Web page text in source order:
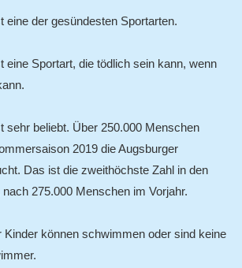
eine der gesündesten Sportarten.
eine Sportart, die tödlich sein kann, wenn
sehr beliebt. Über 250.000 Menschen
2019 die Augsburger
Das ist die zweithöchste Zahl in den
275.000 Menschen im Vorjahr.
Kinder können schwimmen oder sind keine